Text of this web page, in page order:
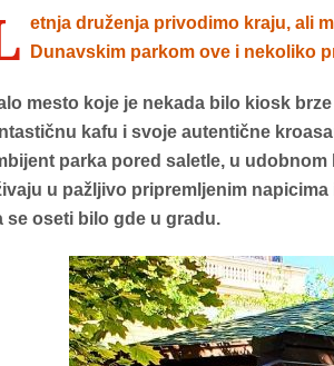
etnja druženja privodimo kraju, ali
Dunavskim parkom ove i nekoliko
mesto koje je nekada bilo kiosk
kafu i svoje autentične
parka pored saletle, u
u pažljivo pripremljenim
se oseti bilo gde u gradu.